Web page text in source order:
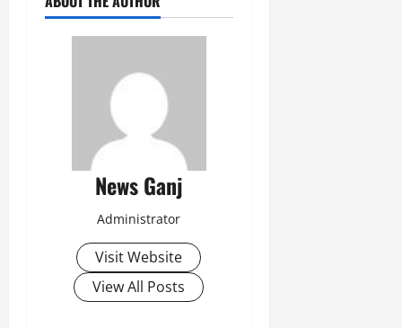
News Ganj
Administrator
Visit Website
View All Posts